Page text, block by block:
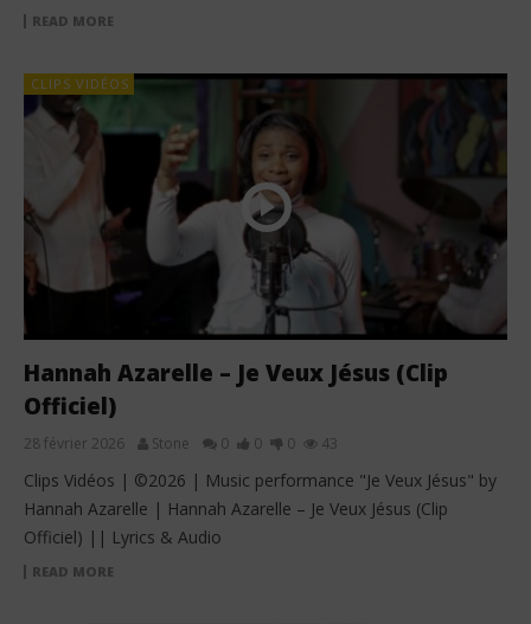
READ MORE
CLIPS VIDÉOS
Hannah Azarelle – Je Veux Jésus (Clip
Officiel)
28 février 2026 Stone 0 0 0 43
Clips Vidéos | ©2026 | Music performance "Je Veux Jésus" by
Hannah Azarelle | Hannah Azarelle – Je Veux Jésus (Clip
Officiel) || Lyrics & Audio
READ MORE